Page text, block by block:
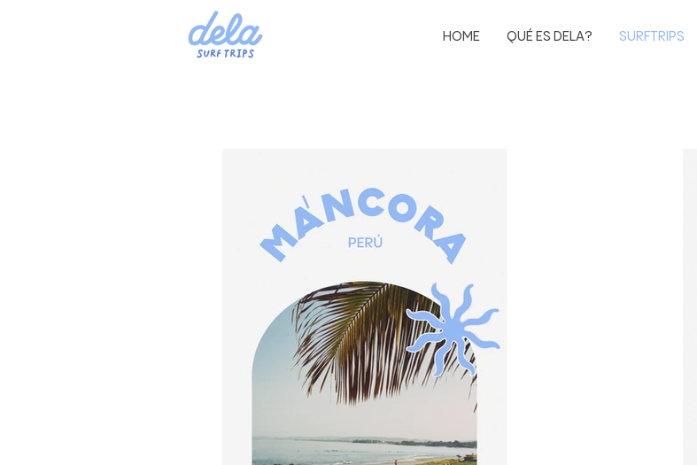
HOME QUÉ ES DELA? SURFTRIPS